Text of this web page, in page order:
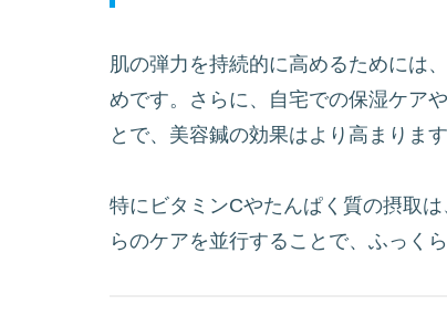
肌の弾力を持続的に高めるためには
めです。さらに、自宅での保湿ケア
とで、美容鍼の効果はより高まります
特にビタミンCやたんぱく質の摂取
らのケアを並行することで、ふっく